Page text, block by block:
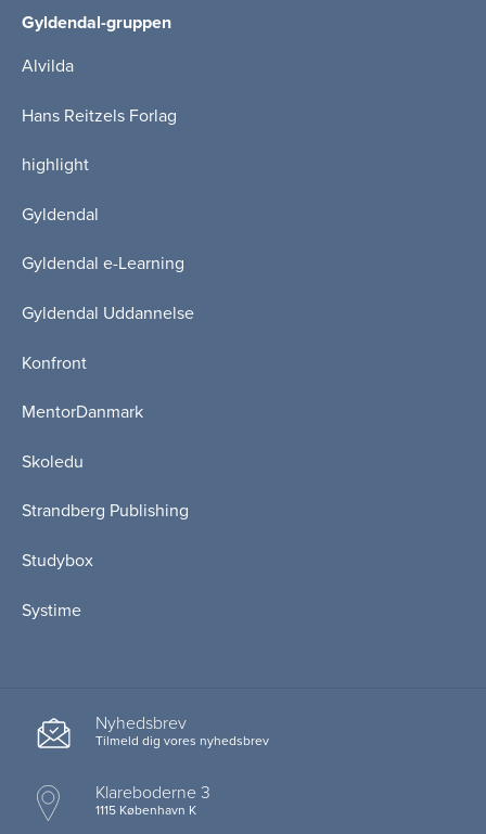
Gyldendal-gruppen
Alvilda
Hans Reitzels Forlag
highlight
Gyldendal
Gyldendal e-Learning
Gyldendal Uddannelse
Konfront
MentorDanmark
Skoledu
Strandberg Publishing
Studybox
Systime
Nyhedsbrev
Tilmeld dig vores nyhedsbrev
Klareboderne 3
1115 København K